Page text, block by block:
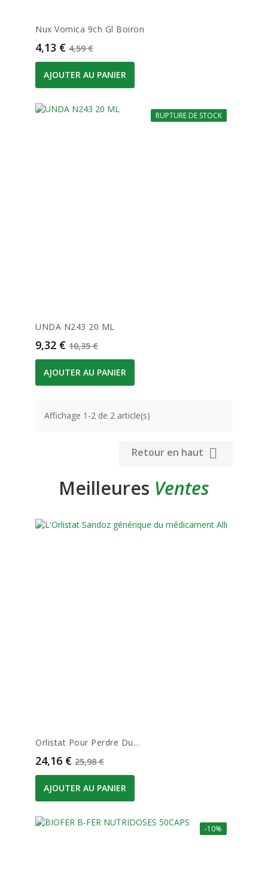
Nux Vomica 9ch Gl Boiron
Prix
4,13 € Prix de base
4,59 €
AJOUTER AU PANIER
-10%
RUPTURE DE STOCK
UNDA N243 20 ML
Prix
9,32 € Prix de base
10,35 €
AJOUTER AU PANIER
Affichage 1-2 de 2 article(s)
Retour en haut 
Meilleures Ventes
Orlistat Pour Perdre Du...
Prix
24,16 € Prix de base
25,98 €
AJOUTER AU PANIER
-10%